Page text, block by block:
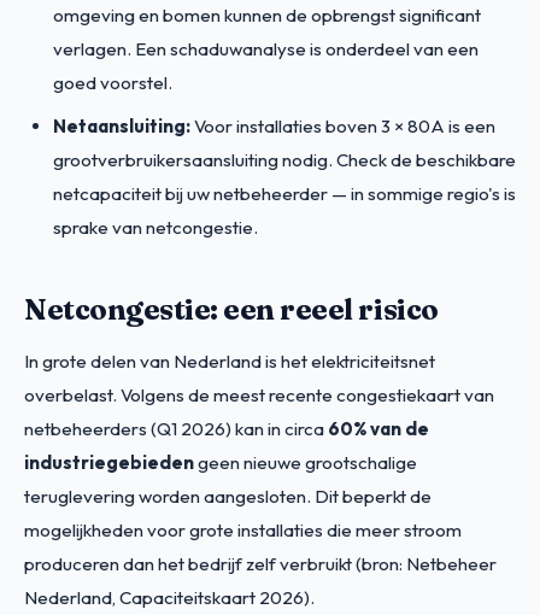
omgeving en bomen kunnen de opbrengst significant
verlagen. Een schaduwanalyse is onderdeel van een
goed voorstel.
Netaansluiting:Voor installaties boven 3 × 80A is een
grootverbruikersaansluiting nodig. Check de beschikbare
netcapaciteit bij uw netbeheerder — in sommige regio's is
sprake van netcongestie.
Netcongestie: een reeel risico
In grote delen van Nederland is het elektriciteitsnet
overbelast. Volgens de meest recente congestiekaart van
netbeheerders (Q1 2026) kan in circa 60% van de
industriegebiedengeen nieuwe grootschalige
teruglevering worden aangesloten. Dit beperkt de
mogelijkheden voor grote installaties die meer stroom
produceren dan het bedrijf zelf verbruikt (bron: Netbeheer
Nederland, Capaciteitskaart 2026).